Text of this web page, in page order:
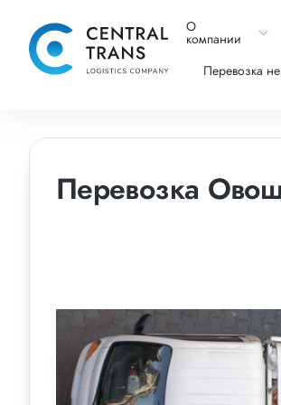
О
компании
Перевозка
Перевозка